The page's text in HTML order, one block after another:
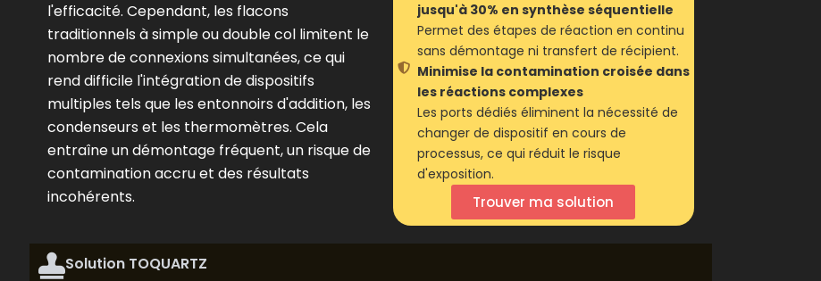
l'efficacité. Cependant, les flacons
traditionnels à simple ou double col limitent le
nombre de connexions simultanées, ce qui
rend difficile l'intégration de dispositifs
multiples tels que les entonnoirs d'addition, les
condenseurs et les thermomètres. Cela
entraîne un démontage fréquent, un risque de
contamination accru et des résultats
incohérents.
jusqu'à 30% en synthèse séquentielle
Permet des étapes de réaction en continu
sans démontage ni transfert de récipient.
Minimise la contamination croisée dans
les réactions complexes
Les ports dédiés éliminent la nécessité de
changer de dispositif en cours de
processus, ce qui réduit le risque
d'exposition.
Trouver ma solution
Solution TOQUARTZ